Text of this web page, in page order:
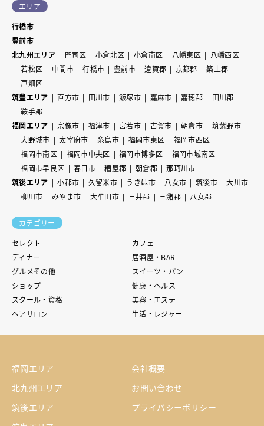
エリア
行橋市
豊前市
北九州エリア
門司区 小倉北区 小倉南区 八幡東区
八幡西区
若松区
中間市 行橋市 豊前市 遠賀郡 京都郡
築上郡
戸畑区
筑豊エリア
直方市 田川市 飯塚市 嘉麻市 嘉穂郡
田川郡
鞍手郡
福岡エリア
宗像市 福津市 宮若市 古賀市 朝倉市
筑紫野市
大野城市
太宰府市 糸島市 福岡市東区
福岡市西区
福岡市南区
福岡市中央区 福岡市博多区
福岡市城南区
福岡市早良区
春日市 糟屋郡 朝倉郡
那珂川市
筑後エリア
小郡市 久留米市 うきは市 八女市 筑後市
大川市
柳川市
みやま市 大牟田市 三井郡 三潴郡 八女郡
カテゴリー
セレクト
カフェ
ディナー
居酒屋・BAR
グルメその他
スイーツ・パン
ショップ
健康・ヘルス
スクール・資格
美容・エステ
ヘアサロン
生活・レジャー
福岡エリア
北九州エリア
筑後エリア
会社概要
お問い合わせ
プライバシーポリシー